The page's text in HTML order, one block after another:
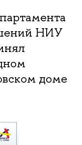
НИУ
доме